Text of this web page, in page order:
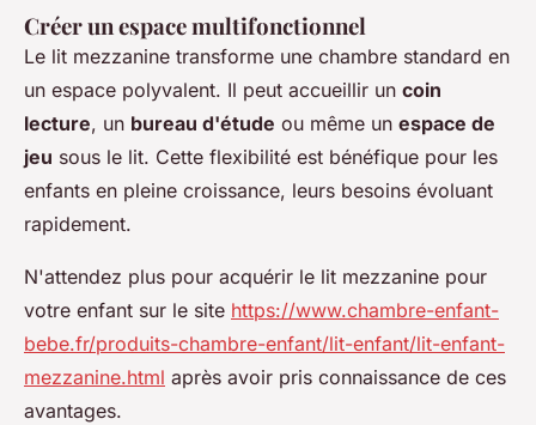
Créer un espace multifonctionnel
Le lit mezzanine transforme une chambre standard en
un espace polyvalent. Il peut accueillir un coin
lecture, un bureau d'étude ou même un espace de
jeu sous le lit. Cette flexibilité est bénéfique pour les
enfants en pleine croissance, leurs besoins évoluant
rapidement.
N'attendez plus pour acquérir le lit mezzanine pour
votre enfant sur le site https://www.chambre-enfant-
bebe.fr/produits-chambre-enfant/lit-enfant/lit-enfant-
mezzanine.html après avoir pris connaissance de ces
avantages.